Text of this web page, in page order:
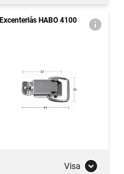
Excenterlås HABO 4100
Visa